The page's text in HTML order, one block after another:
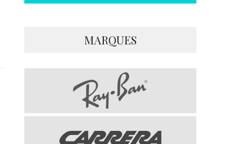
MARQUES